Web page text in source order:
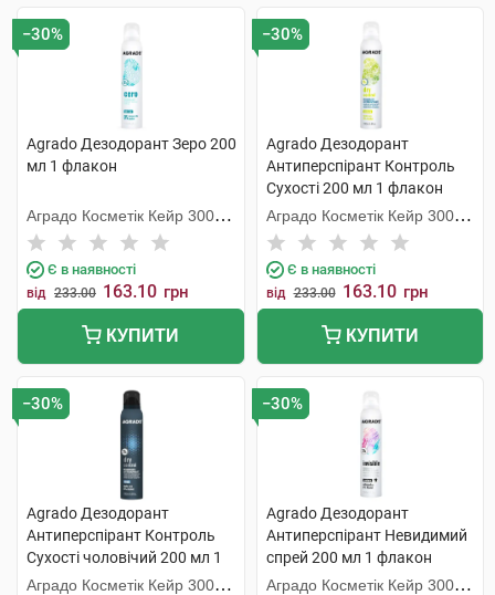
−30%
Agrado Дезодорант Зеро 200
мл 1 флакон
Аградо Косметік Кейр 3000
С.Л.У.
Є в наявності
від 233.00 163.10 грн
КУПИТИ
−30%
Agrado Дезодорант
Антиперспірант Контроль
Сухості 200 мл 1 флакон
Аградо Косметік Кейр 3000
С.Л.У.
Є в наявності
від 233.00 163.10 грн
КУПИТИ
−30%
Agrado Дезодорант
Антиперспірант Контроль
Сухості чоловічий 200 мл 1
флакон
Аградо Косметік Кейр 3000
−30%
Agrado Дезодорант
Антиперспірант Невидимий
спрей 200 мл 1 флакон
Аградо Косметік Кейр 3000